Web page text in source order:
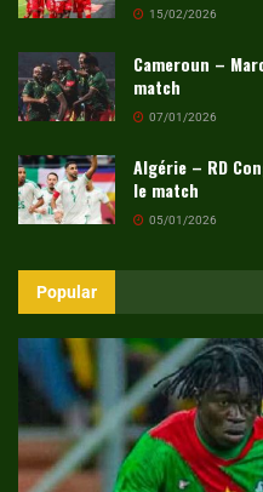
15/02/2026
Cameroun –
match
07/01/2026
Algérie – RD
le match
05/01/2026
Popular